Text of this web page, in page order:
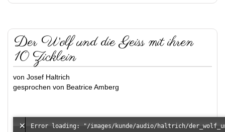
Der Wolf und die Geiss mit ihren
10 Zicklein
von Josef Haltrich
gesprochen von Beatrice Amberg